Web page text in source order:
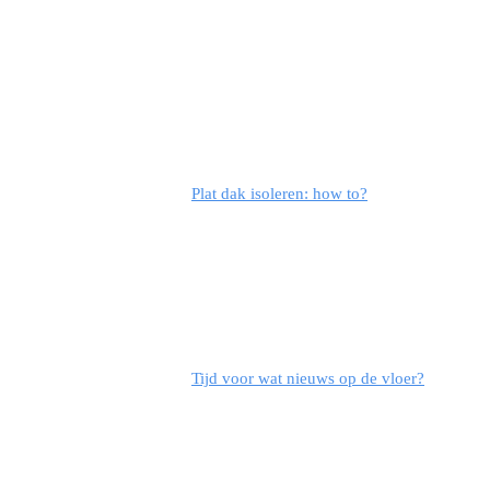
Plat dak isoleren: how to?
Tijd voor wat nieuws op de vloer?